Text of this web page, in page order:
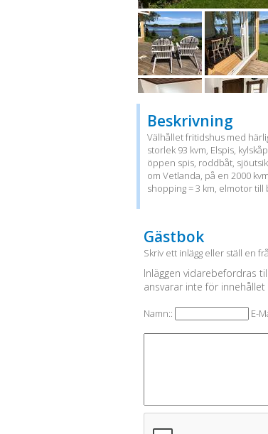
Beskrivning
Välhållet fritidshus med
storlek 93 kvm, Elspis,
öppen spis, roddbåt,
om Vetlanda, på en 2000
shopping = 3 km, elmotor
Gästbok
Skriv ett inlägg eller ställ en
Inläggen vidarebefordras
ansvarar inte för
Namn:: E-